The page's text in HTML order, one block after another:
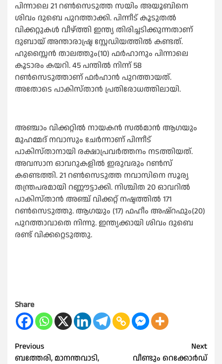
പിന്നാലെ 21 റണ്‍സെടുത്ത സയിം അയൂബിനെ
ശിവം ദുബെ പുറത്താക്കി. പിന്നീട് കൂടുതല്‍
വിക്കറ്റുകള്‍ വീഴ്ത്തി ഇന്ത്യ തിരിച്ചടിക്കുന്നതാണ്
ദുബായ് അന്താരാഷ്ട്ര സ്റ്റേഡിയത്തില്‍ കണ്ടത്.
ഹുസ്സൈൻ താലത്തും(10) ഫർഹാനും പിന്നാലെ
കൂടാരം കയറി. 45 പന്തില്‍ നിന്ന് 58
റണ്‍സെടുത്താണ് ഫർഹാൻ പുറത്തായത്.
അതോടെ പാകിസ്താൻ പ്രതിരോധത്തിലായി.
അഞ്ചാം വിക്കറ്റില്‍ നായകൻ സല്‍മാൻ ആഗയും
മുഹമ്മദ് നവാസും ചേർന്നാണ് പിന്നീട്
പാകിസ്താനായി രക്ഷാപ്രവർത്തനം നടത്തിയത്.
അവസാന ഓവറുകളില്‍ ഇരുവരും റണ്‍സ്
കണ്ടെത്തി. 21 റണ്‍സെടുത്ത നവാസിനെ സൂര്യ
തന്ത്രപരമായി റണ്ണൗട്ടാക്കി. നിശ്ചിത 20 ഓവറില്‍
പാകിസ്താൻ അഞ്ച് വിക്കറ്റ് നഷ്ടത്തില്‍ 171
റണ്‍സെടുത്തു. ആഗയും (17) ഫഹീം അഷ്റഫും(20)
പുറത്താവാതെ നിന്നു. ഇന്ത്യക്കായി ശിവം ദുബെ
രണ്ട് വിക്കറ്റെടുത്തു.
Share
Post
Previous
ബത്തേരി, മാനന്തവാടി,
Next
വീണ്ടും റെക്കോ‍ര്‍ഡ്